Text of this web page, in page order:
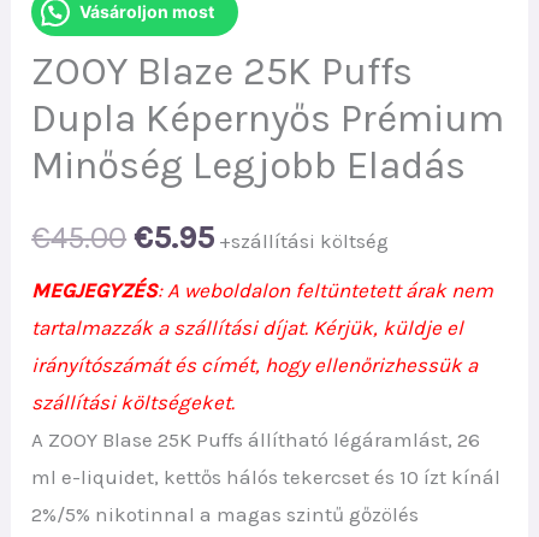
Vásároljon most
ZOOY Blaze 25K Puffs
Dupla Képernyős Prémium
Minőség Legjobb Eladás
€45.00 Original
price
was:
€45.00.
€5.95Current
price
is:
€5.95.
+szállítási költség
MEGJEGYZÉS: A weboldalon feltüntetett árak nem
tartalmazzák a szállítási díjat. Kérjük, küldje el
irányítószámát és címét, hogy ellenőrizhessük a
szállítási költségeket.
A ZOOY Blase 25K Puffs állítható légáramlást, 26
ml e-liquidet, kettős hálós tekercset és 10 ízt kínál
2%/5% nikotinnal a magas szintű gőzölés